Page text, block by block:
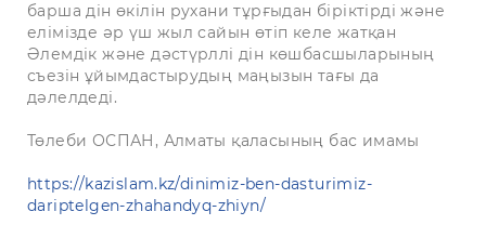
барша дін өкілін рухани тұрғыдан біріктірді және
елімізде әр үш жыл сайын өтіп келе жатқан
Әлемдік және дәстүрллі дін көшбасшыларының
съезін ұйымдастырудың маңызын тағы да
дәлелдеді.
Төлеби ОСПАН, Алматы қаласының бас имамы
https://kazislam.kz/dinimiz-ben-dasturimiz-
dariptelgen-zhahandyq-zhiyn/